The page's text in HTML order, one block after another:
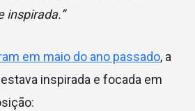
inspirada.”
em maio do ano passado, a
inspirada e focada em